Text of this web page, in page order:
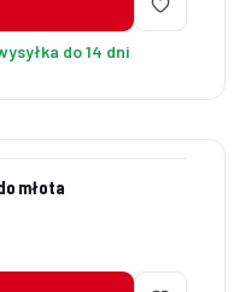
do 14 dni
młota